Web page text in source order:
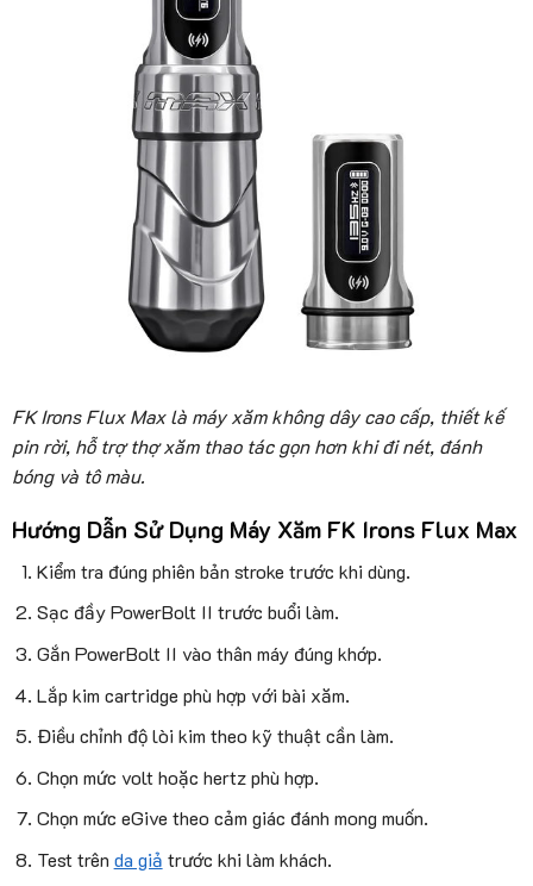
FK Irons Flux Max là máy xăm không dây cao cấp, thiết kế
pin rời, hỗ trợ thợ xăm thao tác gọn hơn khi đi nét, đánh
bóng và tô màu.
Hướng Dẫn Sử Dụng Máy Xăm FK Irons Flux Max
Kiểm tra đúng phiên bản stroke trước khi dùng.
Sạc đầy PowerBolt II trước buổi làm.
Gắn PowerBolt II vào thân máy đúng khớp.
Lắp kim cartridge phù hợp với bài xăm.
Điều chỉnh độ lòi kim theo kỹ thuật cần làm.
Chọn mức volt hoặc hertz phù hợp.
Chọn mức eGive theo cảm giác đánh mong muốn.
Test trên da giả trước khi làm khách.